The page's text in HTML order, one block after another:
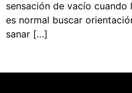
sensación de vacío cuando
es normal buscar
sanar […]